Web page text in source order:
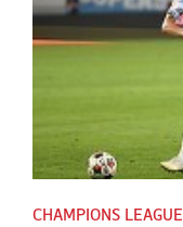
CHAMPIONS LEAGUE